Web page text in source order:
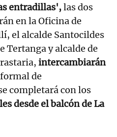
entradillas',las dos
en la Oficina de
el alcalde Santocildes
Tertanga y alcalde de
intercambiarán
de
completará con los
desde el balcón de La